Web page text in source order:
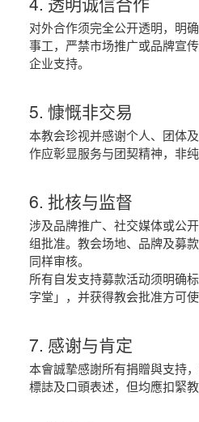
4. 透明诚信合作
对外合作须完全公开透明，明
事工，严禁市场推广或品牌宣
企业支持。
5. 慷慨非交易
本教会珍视并感谢个人、团体
作应彰显服务与团契精神，非纯
6. 批核与监督
涉及品牌推广、社交媒体或公
组批准。教会场地、品牌及募
同样审核。
所有自发支持募款活动须明确
字堂」，并获得教会批准方可
7. 感谢与肯定
本會誠摯感謝所有捐贈與支持
標誌及口頭表述，但均應扣緊